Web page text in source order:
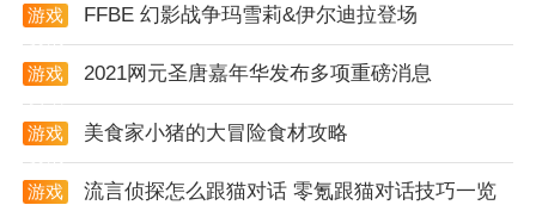
卡吧！肉鸽风格设计，对局boss阵容全随机，还有百变
略与运气！
4、【丰富玩法】
据说在元宇宙的其它空间中，球球除了用于战斗，还能
游戏
FFBE 幻影战争玛雪莉&伊尔迪拉登场
游戏
2021网元圣唐嘉年华发布多项重磅消息
游戏
美食家小猪的大冒险食材攻略
游戏
流言侦探怎么跟猫对话 零氪跟猫对话技巧一览